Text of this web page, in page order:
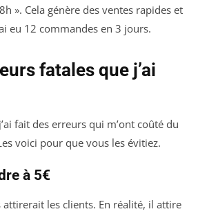
». Cela génère des ventes rapides et
eu 12 commandes en 3 jours.
fatales que j’ai
fait des erreurs qui m’ont coûté du
voici pour que vous les évitiez.
à 5€
attirerait les clients. En réalité, il attire